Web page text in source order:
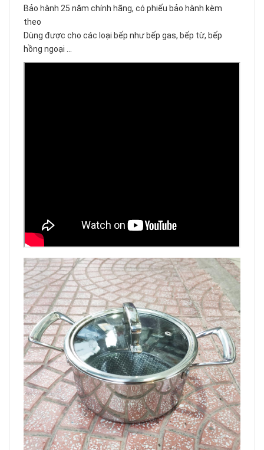
Bảo hành 25 năm chính hãng, có phiếu bảo hành kèm
theo
Dùng được cho các loại bếp như bếp gas, bếp từ, bếp
hồng ngoại …